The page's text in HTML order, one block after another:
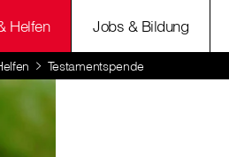
Helfen Jobs & Bildung
Testamentspende